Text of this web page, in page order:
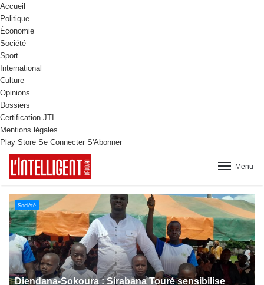
Accueil
Politique
Économie
Société
Sport
International
Culture
Opinions
Dossiers
Certification JTI
Mentions légales
Play Store Se Connecter S'Abonner
Menu
Culture
Dabakala:Le festival FEMUDA 2.0 dévoile des